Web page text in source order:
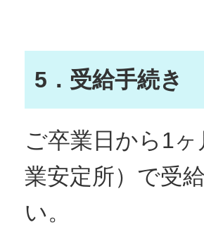
5．受給手続き
ご卒業日から1
業安定所）で受
い。